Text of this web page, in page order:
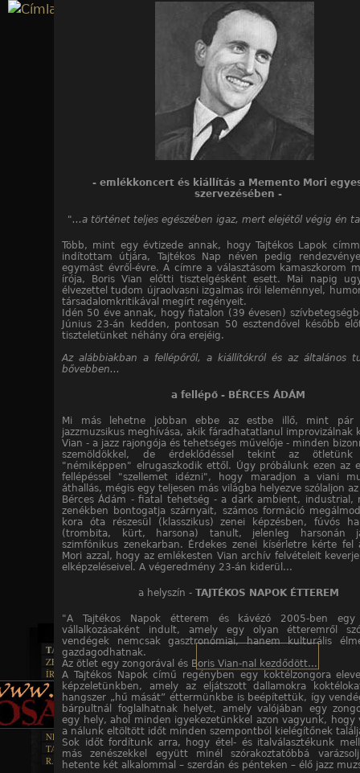
Jump to navigation
- emlékkoncert és kiállítás a Memento Mori
szervezésében -
"...a történet teljes egészében igaz, mert elejétől végig én
Több, mint egy évtizede annak, hogy Tajtékos Lapok
indítottam útjára, Tajtékos Nap néven pedig
egymást évről-évre. A címre a választásom kamaszkorom
írója, Boris Vian előtti tisztelgésként esett. Mai napig
élvezettel tudom újraolvasni izgalmas írói leleménnyel,
társadalomkritikával megírt regényeit.
Idén 50 éve annak, hogy fiatalon (39 évesen)
Június 23-án kedden, pontosan 50 esztendővel később
tiszteletünket néhány óra erejéig.
Az alábbiakban a fellépőről, a kiállítókról és az általános
bővebben...
a fellépő - BÉRCES ÁDÁM
Mi más lehetne jobban ebbe az estbe illő, mint pár
jazzmuzsikus meghívása, akik fáradhatatlanul improvizálnak
Vian - a jazz rajongója és tehetséges művelője - minden
szemöldökkel, de érdeklődéssel tekint az
"némiképpen" elrugaszkodik ettől. Úgy próbálunk ezen az
fellépéssel "szellemet idézni", hogy maradjon a viani
áthallás, mégis egy teljesen más világba helyezve szólaljon
Bérces Ádám - fiatal tehetség - a dark ambient, industrial,
zenékben bontogatja szárnyait, számos formáció
kora óta részesül (klasszikus) zenei képzésben, fúvós
(trombita, kürt, harsona) tanult, jelenleg harsonán
szimfónikus zenekarban. Érdekes zenei kísérletre kérte fel
Mori azzal, hogy az emlékesten Vian archív felvételeit
elképzeléseivel. A végeredmény 23-án kiderül...
a helyszín - TAJTÉKOS NAPOK ÉTTEREM
"A Tajtékos Napok étterem és kávézó 2005-ben egy
vállalkozásaként indult, amely egy olyan étteremről
vendégek nemcsak gasztronómiai, hanem kulturális
gazdagodhatnak.
Az ötlet egy zongorával és Boris Vian-nal kezdődött...
A Tajtékos Napok című regényben egy koktélzongora
képzeletünkben, amely az eljátszott dallamokra
hangszer „hű mását” éttermünkbe is beépítettük, így
bárpultnál foglalhatnak helyet, amely valójában egy
egy hely, ahol minden igyekezetünkkel azon vagyunk, hogy
a nálunk eltöltött időt minden szempontból kielégítőnek
Sok időt fordítunk arra, hogy étel- és italválasztékunk
más zenészekkel együtt minél szórakoztatóbbá
hetente két alkalommal – szerdán és pénteken – élő jazz
24/1. kép
24/2. kép
24/3. kép
24/4. kép
24/5. kép
24/6. kép
24/7. kép
24/8. kép
24/9. kép
24/10. kép
24/11. kép
24/12. kép
24/13. kép
24/14. kép
24/15. kép
24/16. kép
24/17. kép
24/18. kép
24/19. kép
24/20. kép
24/21. kép
24/22. kép
24/23. kép
24/24. kép
TAJTÉKOS LAPOK
ZENE
EGYÜTTESEK
INTERJÚK
FORDÍTÁSOK
DALSZÖVEGEK
ÍRÁSOK
IRODALOM
FILM
MŰVÉSZET
ÍRÁSTÖRTÉNET
BOSZORKÁNYKONYHA
FEKETE HUMOR
KÉPES
SZÖVEGES
RENDEZVÉNYEK
NEKROMANTIKA
AKTUÁLIS
A MÚLT
TAJTÉKOS NAPOK
R.I.P.